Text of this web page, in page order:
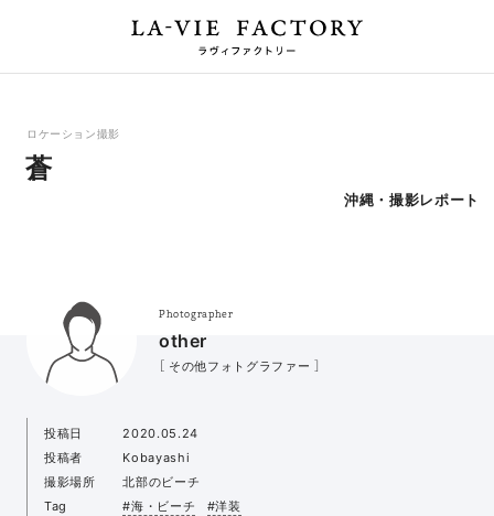
ロケーション撮影
蒼
沖縄・撮影レポート
Photographer
other
［ その他フォトグラファー ］
投稿日
2020.05.24
投稿者
Kobayashi
撮影場所
北部のビーチ
Tag
#海・ビーチ #洋装